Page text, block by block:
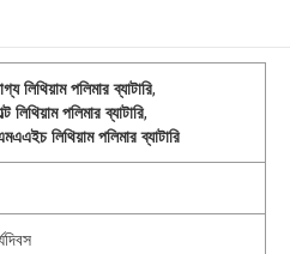
লিথিয়াম পলিমার ব্যাটারি,
লিথিয়াম পলিমার ব্যাটারি,
লিথিয়াম পলিমার ব্যাটারি